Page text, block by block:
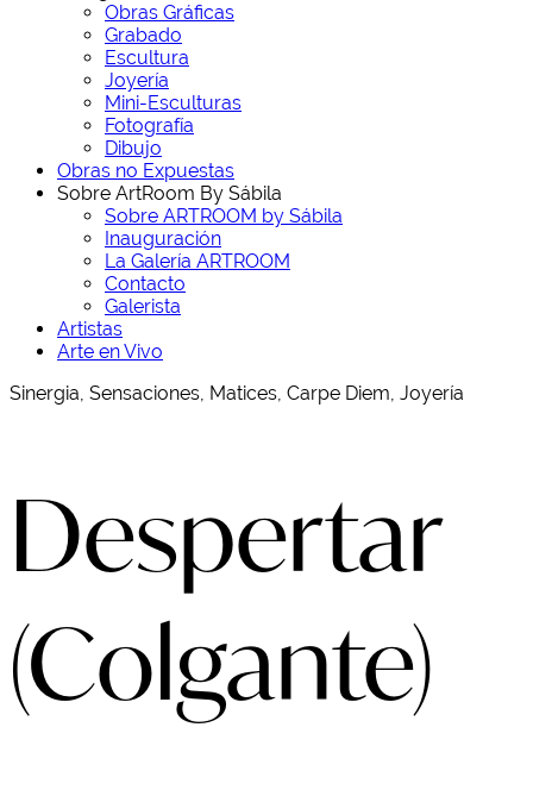
Obras Gráficas
Grabado
Escultura
Joyería
Mini-Esculturas
Fotografía
Dibujo
Obras no Expuestas
Sobre ArtRoom By Sábila
Sobre ARTROOM by Sábila
Inauguración
La Galería ARTROOM
Contacto
Galerista
Artistas
Arte en Vivo
Sinergia, Sensaciones, Matices, Carpe Diem, Joyería
Despertar
(Colgante)